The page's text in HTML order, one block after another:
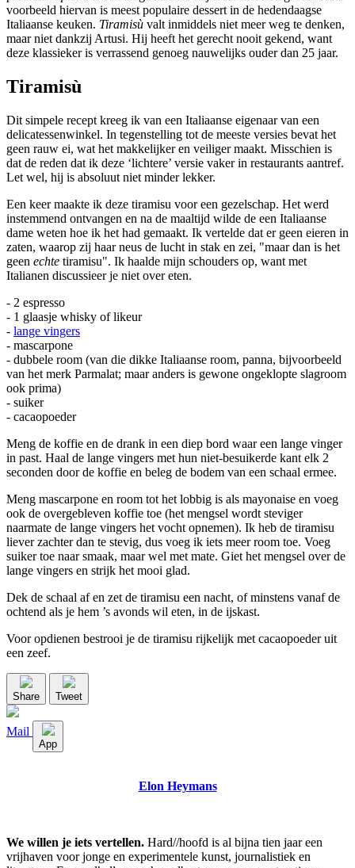
voorbeeld hiervan is meest populaire dessert in de hedendaagse
Italiaanse keuken. Tiramisù valt inmiddels niet meer weg te denken,
maar niet dankzij Artusi. Hij heeft het gerecht nooit gekend, want
deze klassieker is verrassend genoeg nauwelijks ouder dan 25 jaar.
Tiramisù
Dit simpele recept kreeg ik van een Italiaanse eigenaar van een
delicatessenwinkel. In tegenstelling tot de meeste versies bevat het
geen rauw ei, wat het makkelijker en veiliger maakt. Misschien is
dat de reden dat ik deze ‘lichtere’ versie vaker in restaurants aantref.
Let wel, hij is absoluut niet minder lekker.
Een keer maakte ik deze tiramisu voor een gezelschap. Het werd
instemmend ontvangen en na de maaltijd wilde de een Italiaanse
dame weten hoe ik het had gemaakt. Ik vertelde dat er geen eieren in
zaten, waarop zij haar neus de lucht in stak en zei, "maar dan is het
geen echte tiramisu". Ik haalde mijn schouders op, want met
Italianen discussieer je niet over eten.
- 2 espresso
- 1 glaasje whisky of likeur
- lange vingers
- mascarpone
- dubbele room (van die dikke Italiaanse room, panna, bijvoorbeeld
van het merk Parmalat; maar anders is gewone ongeklopte slagroom
ook prima)
- suiker
- cacaopoeder
Meng de koffie en de drank in een diep bord waar een lange vinger
in past. Haal de lange vingers met hun niet-besuikerde kant elk 2
seconden door de koffie en beleg de bodem van een schaal ermee.
Meng mascarpone en room tot het lobbig is als mayonaise en voeg
ook de overgebleven koffie toe (het mengsel wordt steviger
naarmate de lange vingers het vocht opnemen). Ik heb de tiramisu
liever zachter dan te stevig, dus voeg ik iets meer room toe. Voeg
suiker toe naar smaak, maar wel met mate. Giet het mengsel over de
lange vingers en strijk het mooi glad.
Dek de schaal af en zet de tiramisu een nacht, of minstens vanaf de
ochtend als je hem ’s avonds wil eten, in de ijskast.
Voor opdienen bestrooi je de tiramisu rijkelijk met cacaopoeder uit
een zeef.
Share Tweet
Mail
App
Elon Heymans
We willen je iets vertellen. Hard//hoofd is al bijna tien jaar een
vrijhaven voor jonge en experimentele kunst, journalistiek en